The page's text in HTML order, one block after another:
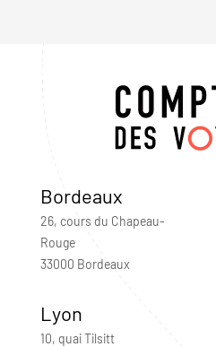
Bordeaux
26, cours du Chapeau-
Rouge
33000 Bordeaux
Lyon
10, quai Tilsitt